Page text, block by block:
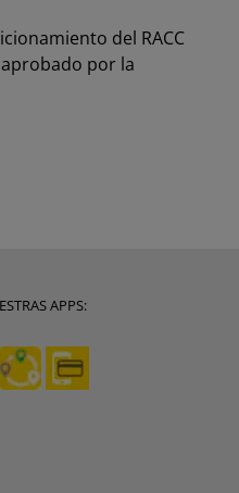
del RACC
por la
APPS: